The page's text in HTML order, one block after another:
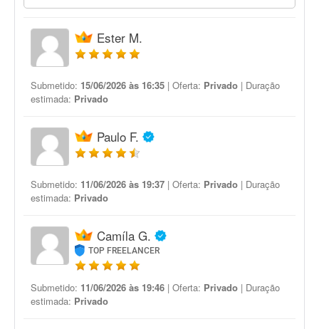
Ester M.
Submetido: 15/06/2026 às 16:35 | Oferta: Privado | Duração
estimada: Privado
Paulo F.
Submetido: 11/06/2026 às 19:37 | Oferta: Privado | Duração
estimada: Privado
Camíla G.
TOP FREELANCER
Submetido: 11/06/2026 às 19:46 | Oferta: Privado | Duração
estimada: Privado